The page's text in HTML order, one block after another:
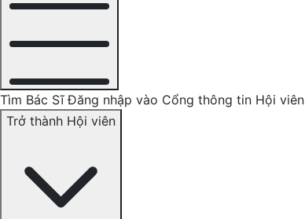
Tìm Bác Sĩ Đăng nhập vào Cổng thông tin Hội viên
Trở thành Hội viên